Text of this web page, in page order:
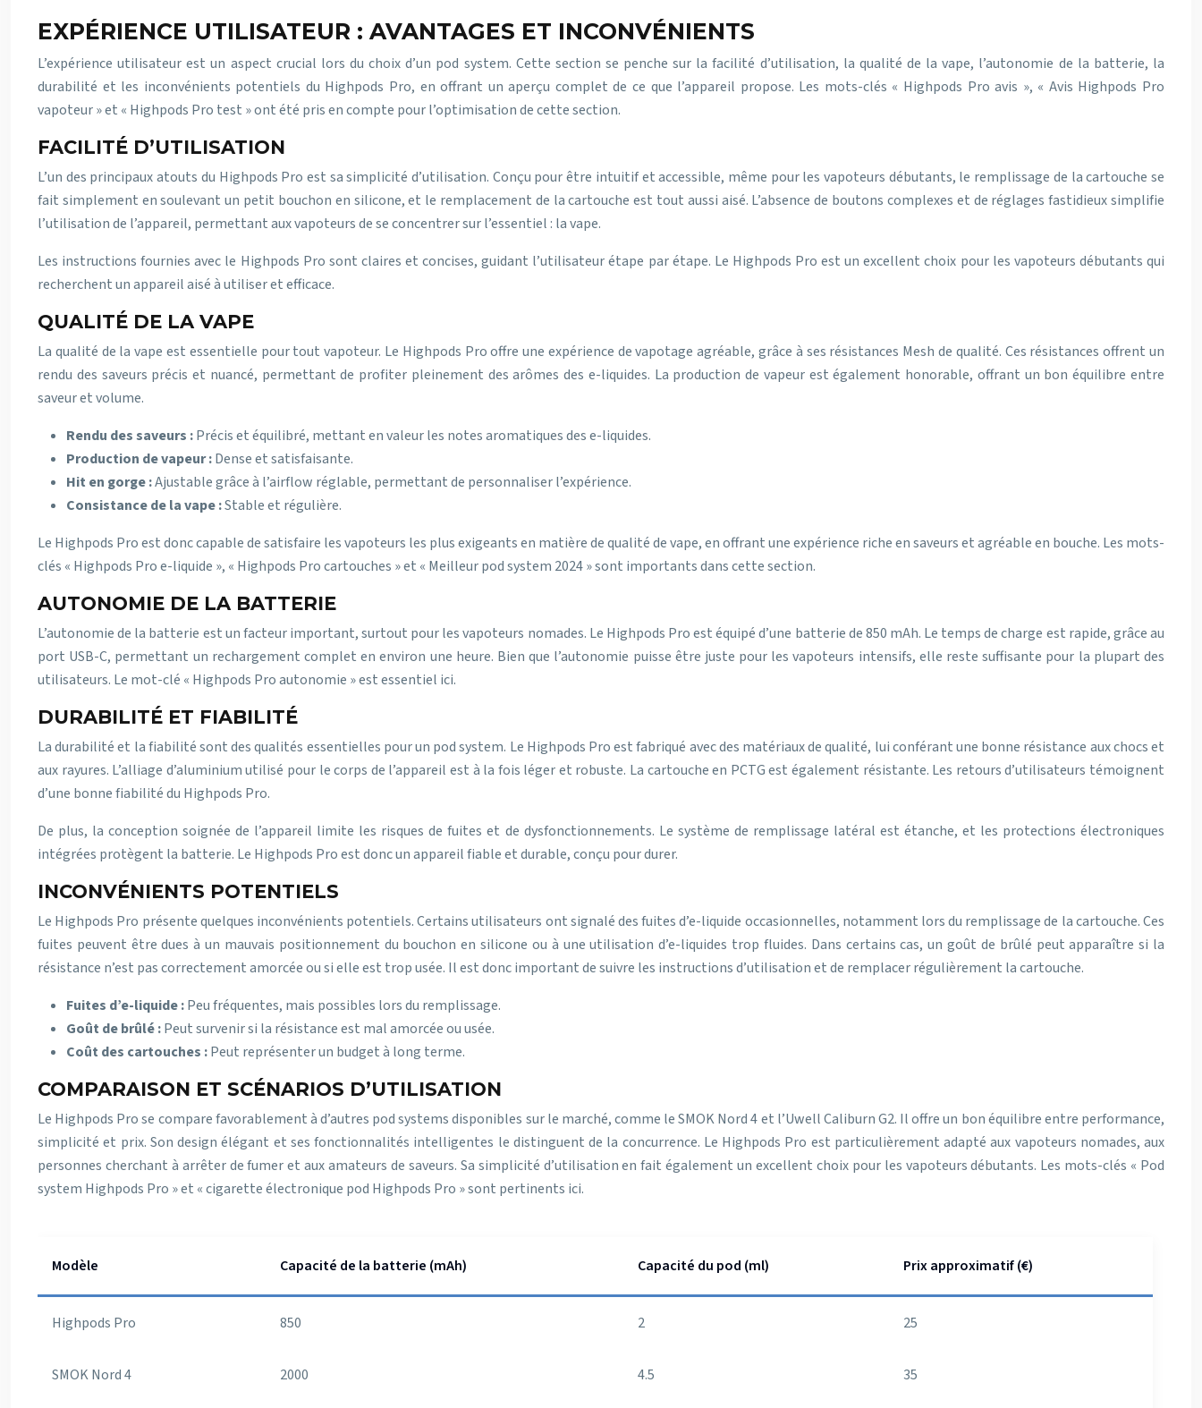
EXPÉRIENCE UTILISATEUR : AVANTAGES ET INCONVÉNIENTS
L’expérience utilisateur est un aspect crucial lors du choix d’un pod system. Cette section se penche sur la facilité d’utilisation, la qualité de la vape, l’autonomie de la batterie, la
durabilité et les inconvénients potentiels du Highpods Pro, en offrant un aperçu complet de ce que l’appareil propose. Les mots-clés « Highpods Pro avis », « Avis Highpods Pro
vapoteur » et « Highpods Pro test » ont été pris en compte pour l’optimisation de cette section.
FACILITÉ D’UTILISATION
L’un des principaux atouts du Highpods Pro est sa simplicité d’utilisation. Conçu pour être intuitif et accessible, même pour les vapoteurs débutants, le remplissage de la cartouche se
fait simplement en soulevant un petit bouchon en silicone, et le remplacement de la cartouche est tout aussi aisé. L’absence de boutons complexes et de réglages fastidieux simplifie
l’utilisation de l’appareil, permettant aux vapoteurs de se concentrer sur l’essentiel : la vape.
Les instructions fournies avec le Highpods Pro sont claires et concises, guidant l’utilisateur étape par étape. Le Highpods Pro est un excellent choix pour les vapoteurs débutants qui
recherchent un appareil aisé à utiliser et efficace.
QUALITÉ DE LA VAPE
La qualité de la vape est essentielle pour tout vapoteur. Le Highpods Pro offre une expérience de vapotage agréable, grâce à ses résistances Mesh de qualité. Ces résistances offrent un
rendu des saveurs précis et nuancé, permettant de profiter pleinement des arômes des e-liquides. La production de vapeur est également honorable, offrant un bon équilibre entre
saveur et volume.
Rendu des saveurs :Précis et équilibré, mettant en valeur les notes aromatiques des e-liquides.
Production de vapeur :Dense et satisfaisante.
Hit en gorge :Ajustable grâce à l’airflow réglable, permettant de personnaliser l’expérience.
Consistance de la vape :Stable et régulière.
Le Highpods Pro est donc capable de satisfaire les vapoteurs les plus exigeants en matière de qualité de vape, en offrant une expérience riche en saveurs et agréable en bouche. Les mots-
clés « Highpods Pro e-liquide », « Highpods Pro cartouches » et « Meilleur pod system 2024 » sont importants dans cette section.
AUTONOMIE DE LA BATTERIE
L’autonomie de la batterie est un facteur important, surtout pour les vapoteurs nomades. Le Highpods Pro est équipé d’une batterie de 850 mAh. Le temps de charge est rapide, grâce au
port USB-C, permettant un rechargement complet en environ une heure. Bien que l’autonomie puisse être juste pour les vapoteurs intensifs, elle reste suffisante pour la plupart des
utilisateurs. Le mot-clé « Highpods Pro autonomie » est essentiel ici.
DURABILITÉ ET FIABILITÉ
La durabilité et la fiabilité sont des qualités essentielles pour un pod system. Le Highpods Pro est fabriqué avec des matériaux de qualité, lui conférant une bonne résistance aux chocs et
aux rayures. L’alliage d’aluminium utilisé pour le corps de l’appareil est à la fois léger et robuste. La cartouche en PCTG est également résistante. Les retours d’utilisateurs témoignent
d’une bonne fiabilité du Highpods Pro.
De plus, la conception soignée de l’appareil limite les risques de fuites et de dysfonctionnements. Le système de remplissage latéral est étanche, et les protections électroniques
intégrées protègent la batterie. Le Highpods Pro est donc un appareil fiable et durable, conçu pour durer.
INCONVÉNIENTS POTENTIELS
Le Highpods Pro présente quelques inconvénients potentiels. Certains utilisateurs ont signalé des fuites d’e-liquide occasionnelles, notamment lors du remplissage de la cartouche. Ces
fuites peuvent être dues à un mauvais positionnement du bouchon en silicone ou à une utilisation d’e-liquides trop fluides. Dans certains cas, un goût de brûlé peut apparaître si la
résistance n’est pas correctement amorcée ou si elle est trop usée. Il est donc important de suivre les instructions d’utilisation et de remplacer régulièrement la cartouche.
Fuites d’e-liquide :Peu fréquentes, mais possibles lors du remplissage.
Goût de brûlé :Peut survenir si la résistance est mal amorcée ou usée.
Coût des cartouches :Peut représenter un budget à long terme.
COMPARAISON ET SCÉNARIOS D’UTILISATION
Le Highpods Pro se compare favorablement à d’autres pod systems disponibles sur le marché, comme le SMOK Nord 4 et l’Uwell Caliburn G2. Il offre un bon équilibre entre performance,
simplicité et prix. Son design élégant et ses fonctionnalités intelligentes le distinguent de la concurrence. Le Highpods Pro est particulièrement adapté aux vapoteurs nomades, aux
personnes cherchant à arrêter de fumer et aux amateurs de saveurs. Sa simplicité d’utilisation en fait également un excellent choix pour les vapoteurs débutants. Les mots-clés « Pod
system Highpods Pro » et « cigarette électronique pod Highpods Pro » sont pertinents ici.
Modèle Capacité de la batterie (mAh) Capacité du pod (ml) Prix approximatif (€)
Highpods Pro 850 2 25
SMOK Nord 4 2000 4.5 35